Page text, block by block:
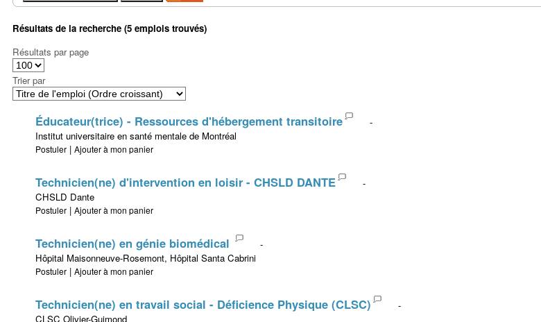
Résultats de la recherche (5 emplois trouvés)
Résultats par page
Trier par
Éducateur(trice) - Ressources d'hébergement transitoire
-
Institut universitaire en santé mentale de Montréal
Postuler | Ajouter à mon panier
Technicien(ne) d'intervention en loisir - CHSLD DANTE
-
CHSLD Dante
Postuler | Ajouter à mon panier
Technicien(ne) en génie biomédical
-
Hôpital Maisonneuve-Rosemont, Hôpital Santa Cabrini
Postuler | Ajouter à mon panier
Technicien(ne) en travail social - Déficience Physique (CLSC)
-
CLSC Olivier-Guimond